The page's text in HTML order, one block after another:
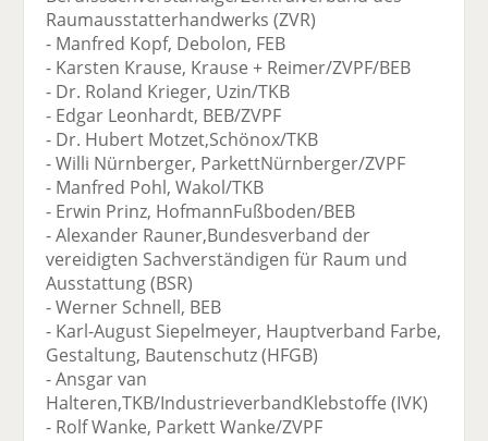
Raumausstatterhandwerks (ZVR)
- Manfred Kopf, Debolon, FEB
- Karsten Krause, Krause + Reimer/ZVPF/BEB
- Dr. Roland Krieger, Uzin/TKB
- Edgar Leonhardt, BEB/ZVPF
- Dr. Hubert Motzet,Schönox/TKB
- Willi Nürnberger, ParkettNürnberger/ZVPF
- Manfred Pohl, Wakol/TKB
- Erwin Prinz, HofmannFußboden/BEB
- Alexander Rauner,Bundesverband der
vereidigten Sachverständigen für Raum und
Ausstattung (BSR)
- Werner Schnell, BEB
- Karl-August Siepelmeyer, Hauptverband Farbe,
Gestaltung, Bautenschutz (HFGB)
- Ansgar van
Halteren,TKB/IndustrieverbandKlebstoffe (IVK)
- Rolf Wanke, Parkett Wanke/ZVPF